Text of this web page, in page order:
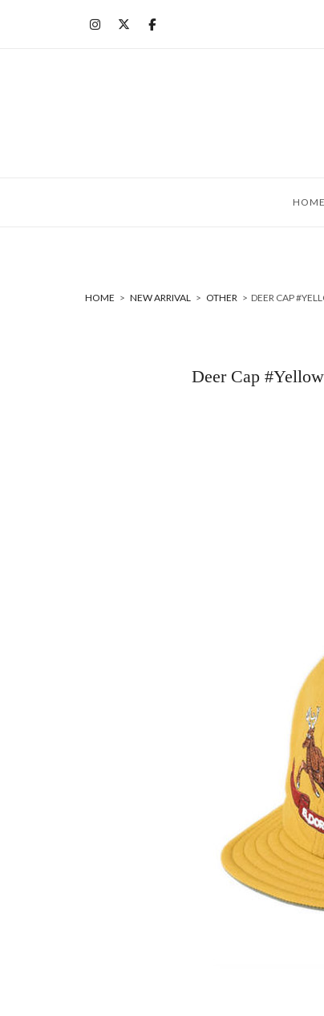
HOME
HOME > NEW ARRIVAL > OTHER > DEER CAP
Deer Cap